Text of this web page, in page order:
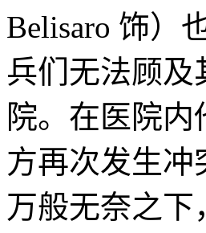
Belisaro 饰）
兵们无法顾及
院。在医院
方再次发生冲
万般无奈之下